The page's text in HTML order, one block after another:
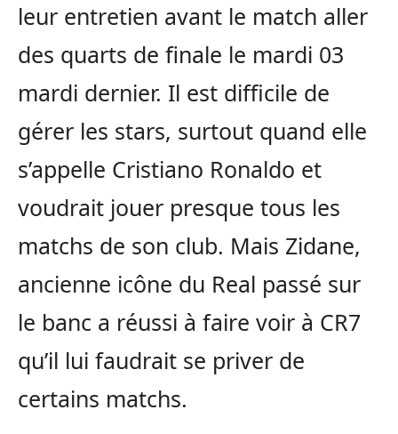
leur entretien avant le match aller
des quarts de finale le mardi 03
mardi dernier. Il est difficile de
gérer les stars, surtout quand elle
s’appelle Cristiano Ronaldo et
voudrait jouer presque tous les
matchs de son club. Mais Zidane,
ancienne icône du Real passé sur
le banc a réussi à faire voir à CR7
qu’il lui faudrait se priver de
certains matchs.